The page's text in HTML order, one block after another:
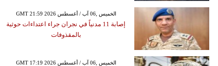
GMT 21:59 2026 الخميس ,06 آب / أغسطس
إصابة 11 مدنياً في نجران جراء اعتداءات حوثية
بالمقذوفات
GMT 17:19 2026 الخميس ,06 آب / أغسطس